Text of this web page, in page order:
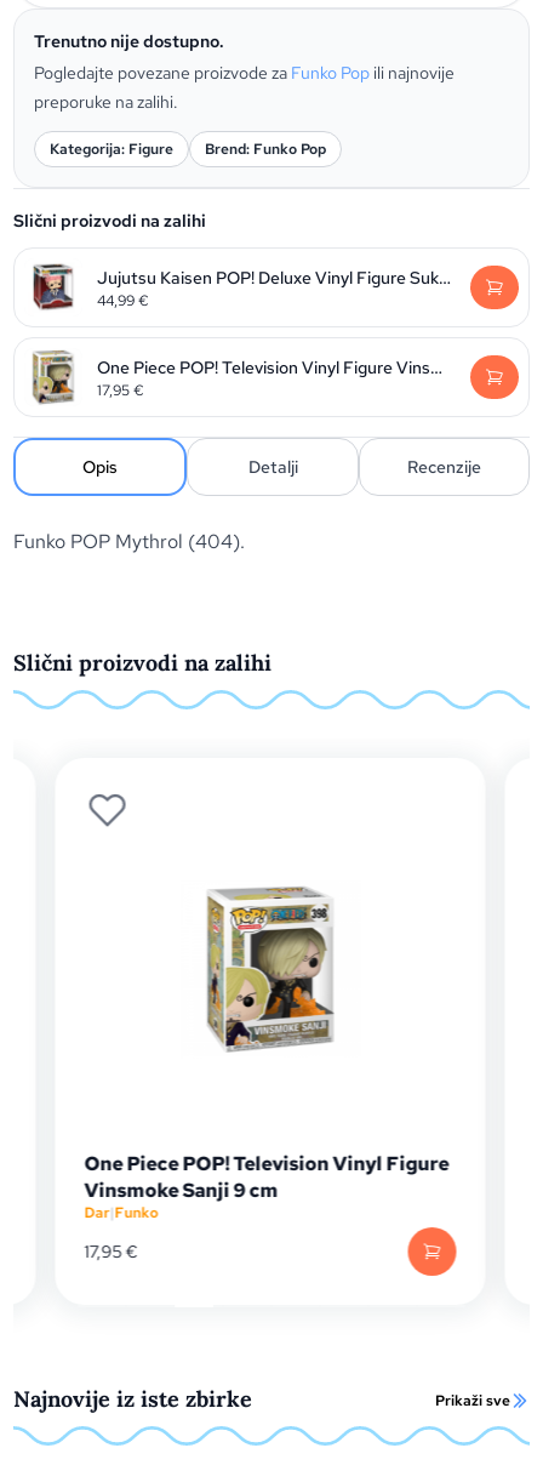
Trenutno nije dostupno.
Pogledajte povezane proizvode za Funko Pop ili najnovije
preporuke na zalihi.
Kategorija: Figure Brend: Funko Pop
Slični proizvodi na zalihi
Jujutsu Kaisen POP! Deluxe Vinyl Figure Sukuna 9 cm
44,99€
One Piece POP! Television Vinyl Figure Vinsmoke Sanji 9 cm
17,95€
Opis Detalji Recenzije
Funko POP Mythrol (404).
Slični proizvodi na zalihi
One Piece POP! Television Vinyl Figure
Vinsmoke Sanji 9 cm
Dar|Funko
17,95€
Najnovije iz iste zbirke Prikaži sve